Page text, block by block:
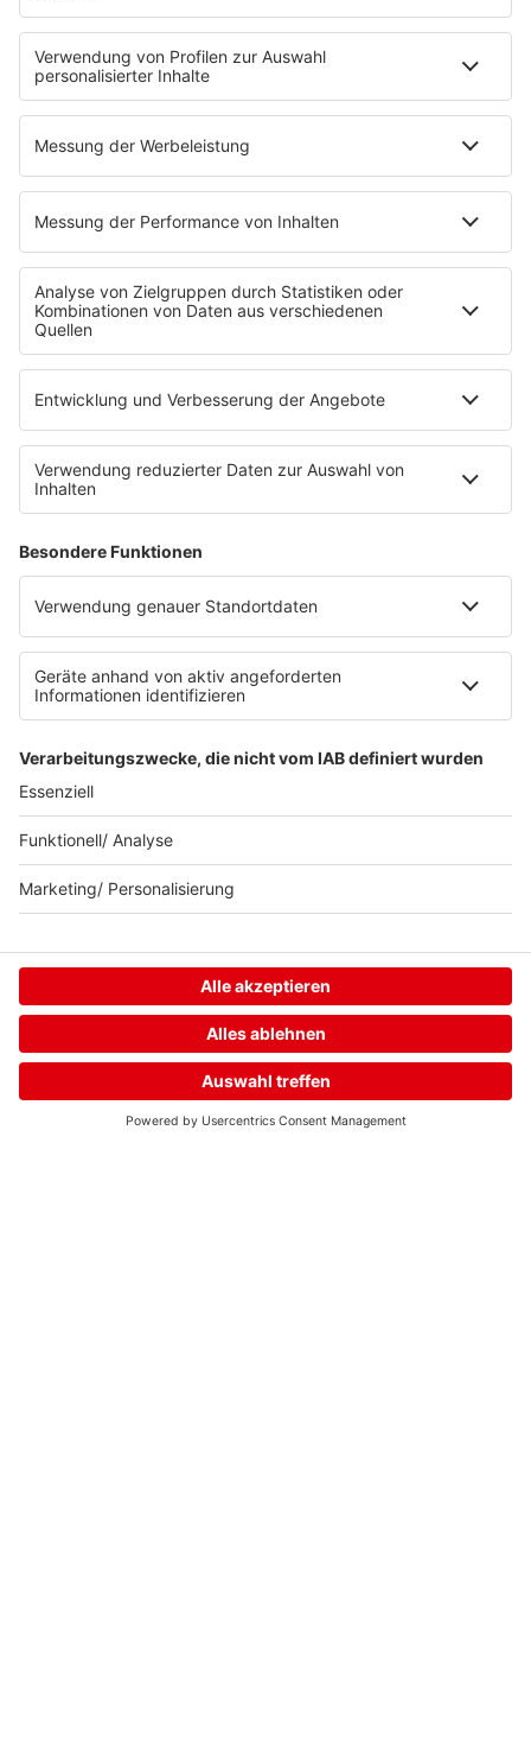
Home Streams Menü
Mein delta radio
App
DAB+
Empfang
Jobs & Praktika
Service
Datenschutz
Datenschutzeinstellungen
Impressum
Nutzungsbedingungen
Stromvergleich
Werbung buchen
Moderatoren buchen
Neuer. Besser.
delta.